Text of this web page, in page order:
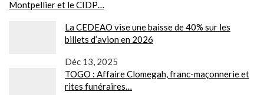
Montpellier et le CIDP…
La CEDEAO vise une baisse de 40% sur les
billets d’avion en 2026
Déc 13, 2025
TOGO : Affaire Clomegah, franc-maçonnerie et
rites funéraires…